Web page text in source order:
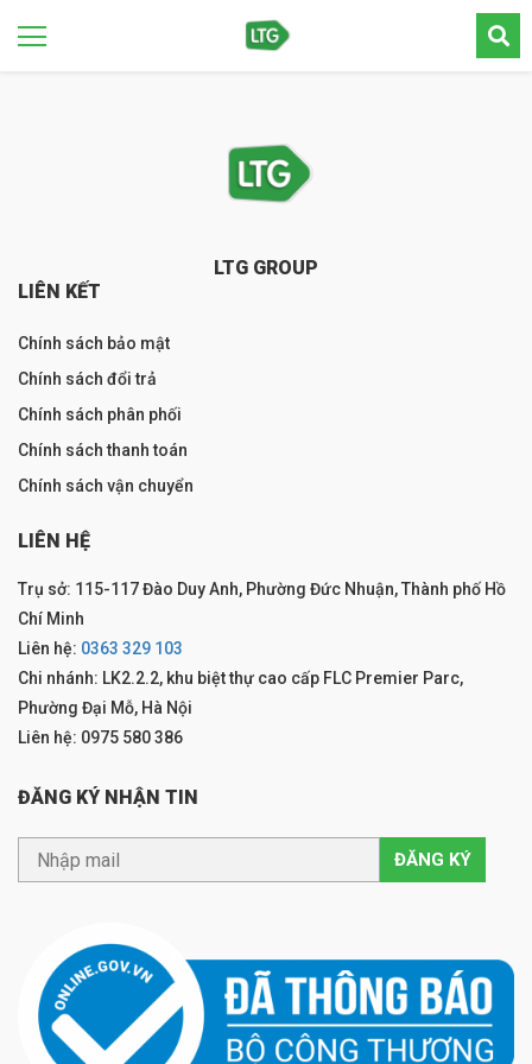
LTG GROUP
LIÊN KẾT
Chính sách bảo mật
Chính sách đổi trả
Chính sách phân phối
Chính sách thanh toán
Chính sách vận chuyển
LIÊN HỆ
Trụ sở: 115-117 Đào Duy Anh, Phường Đức Nhuận, Thành phố Hồ
Chí Minh
Liên hệ: 0363 329 103
Chi nhánh: LK2.2.2, khu biệt thự cao cấp FLC Premier Parc,
Phường Đại Mỗ, Hà Nội
Liên hệ: 0975 580 386
ĐĂNG KÝ NHẬN TIN